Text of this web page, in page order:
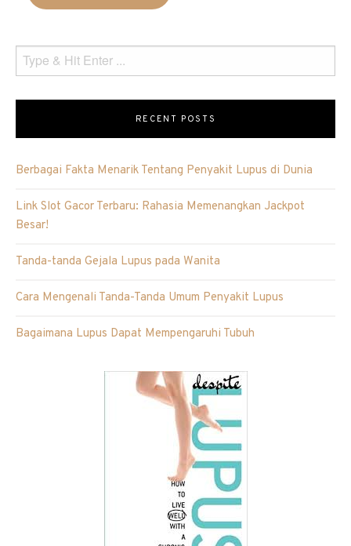
RECENT POSTS
Berbagai Fakta Menarik Tentang Penyakit Lupus di Dunia
Link Slot Gacor Terbaru: Rahasia Memenangkan Jackpot
Besar!
Tanda-tanda Gejala Lupus pada Wanita
Cara Mengenali Tanda-Tanda Umum Penyakit Lupus
Bagaimana Lupus Dapat Mempengaruhi Tubuh